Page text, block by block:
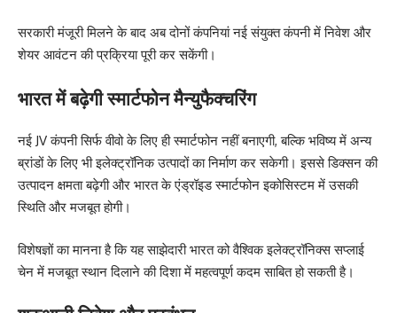
सरकारी मंजूरी मिलने के बाद अब दोनों कंपनियां नई संयुक्त कंपनी में निवेश और
शेयर आवंटन की प्रक्रिया पूरी कर सकेंगी।
भारत में बढ़ेगी स्मार्टफोन मैन्युफैक्चरिंग
नई JV कंपनी सिर्फ वीवो के लिए ही स्मार्टफोन नहीं बनाएगी, बल्कि भविष्य में अन्य
ब्रांडों के लिए भी इलेक्ट्रॉनिक उत्पादों का निर्माण कर सकेगी। इससे डिक्सन की
उत्पादन क्षमता बढ़ेगी और भारत के एंड्रॉइड स्मार्टफोन इकोसिस्टम में उसकी
स्थिति और मजबूत होगी।
विशेषज्ञों का मानना है कि यह साझेदारी भारत को वैश्विक इलेक्ट्रॉनिक्स सप्लाई
चेन में मजबूत स्थान दिलाने की दिशा में महत्वपूर्ण कदम साबित हो सकती है।